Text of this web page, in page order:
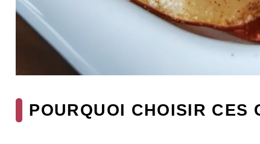
POURQUOI CHOISIR CES